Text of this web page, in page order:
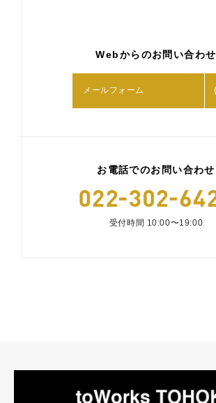
Webからのお問い合わせ
メールフォーム
お電話でのお問い合わせ
受付時間 10:00〜19:00